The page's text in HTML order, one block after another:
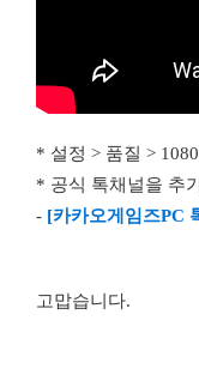
* 설정 > 품질 >
* 공식 톡채널을 추
- [카카오게임즈PC
고맙습니다.